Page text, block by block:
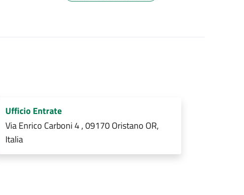
Ufficio Entrate
Via Enrico Carboni 4 , 09170 Oristano OR,
Italia